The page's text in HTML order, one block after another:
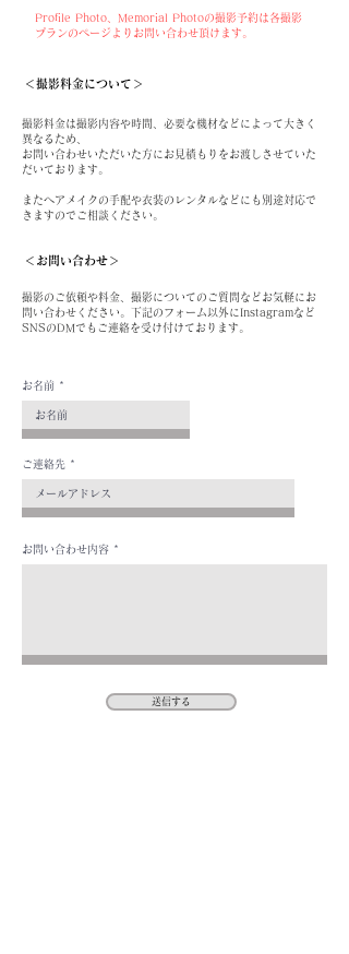
​Profile Photo、Memorial Photoの撮影予約は各撮影
プランのページよりお問い合わせ頂けます。
​＜撮影料金について＞
撮影料金は撮影内容や時間、必要な機材などによって大きく
異なるため、
お問い合わせいただいた方にお見積もりをお渡しさせていた
だいております。
またヘアメイクの手配や衣装のレンタルなどにも別途対応で
きますのでご相談ください。
＜​お問い合わせ＞
​撮影のご依頼や料金、撮影についてのご質問などお気軽にお
問い合わせください。 下記のフォーム以外にInstagramなど
SNSのDMでもご連絡を受け付けております。
お名前
ご連絡先
お問い合わせ内容
送信する